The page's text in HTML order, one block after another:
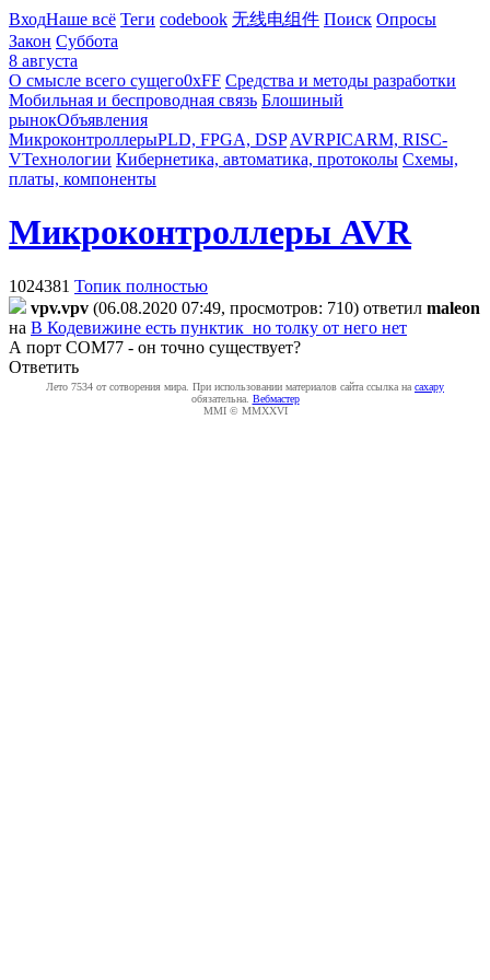
ВходНаше всё Теги codebook 无线电组件 Поиск Опросы
Закон Суббота
8 августа
О смысле всего сущего0xFF Средства и методы разработки
Мобильная и беспроводная связь Блошиный
рынокОбъявления
МикроконтроллерыPLD, FPGA, DSP AVRPICARM, RISC-
VТехнологии Кибернетика, автоматика, протоколы Схемы,
платы, компоненты
Микроконтроллеры AVR
1024381 Топик полностью
vpv.vpv (06.08.2020 07:49, просмотров: 710) ответил maleon
на В Кодевижине есть пунктик но толку от него нет
А порт СОМ77 - он точно существует?
Ответить
Лето 7534 от сотворения мира. При использовании материалов сайта ссылка на caxapу
обязательна. Вебмастер
MMI © MMXXVI